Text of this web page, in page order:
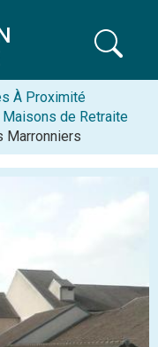
À Proximité
Maisons de Retraite
Marronniers